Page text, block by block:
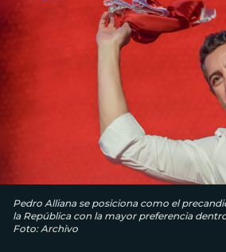
Pedro Alliana se posiciona como el
la República con la mayor preferencia
Foto: Archivo